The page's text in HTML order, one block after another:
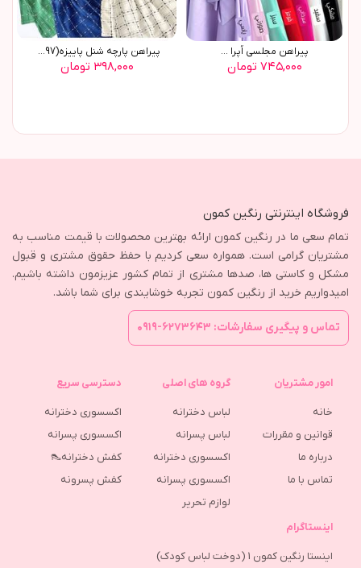
پیراهن مجلسی اُپرا ...
۷۴۵,۰۰۰ تومان
پیراهن پارچه شنل پاییزه(8897)
۳۹۸,۰۰۰ تومان
فروشگاه اینترنتی رنگین کمون
تمام سعی ما در رنگین کمون ارائه بهترین محصولات با قیمت مناسب به
مشتریان گرامی است. همواره سعی کردیم با حفظ حقوق مشتری و قبول
مشکل و کاستی ها، صدها مشتری از تمام کشور عزیزمون داشته باشیم.
امیدواریم خرید از رنگین کمون تجربه خوشایندی برای شما باشد.
تماس و پیگیری سفارشات: ۶۲۷۳۶۴۳-۰۹۱۹
امور مشتریان
خانه
قوانین و مقررات
درباره ما
تماس با ما
گروه های اصلی
لباس دخترانه
لباس پسرانه
اکسسوری دخترانه
اکسسوری پسرانه
لوازم تحریر
دسترسی سریع
اکسسوری دخترانه
اکسسوری پسرانه
کفش دخترانه👠
كفش پسرونه
اینستاگرام
اینستا رنگین کمون 1 (دوخت لباس کودک)